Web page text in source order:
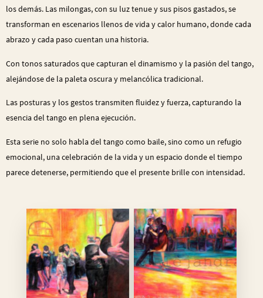
los demás. Las milongas, con su luz tenue y sus pisos gastados, se
transforman en escenarios llenos de vida y calor humano, donde cada
abrazo y cada paso cuentan una historia.
Con tonos saturados que capturan el dinamismo y la pasión del tango,
alejándose de la paleta oscura y melancólica tradicional.
Las posturas y los gestos transmiten fluidez y fuerza, capturando la
esencia del tango en plena ejecución.
Esta serie no solo habla del tango como baile, sino como un refugio
emocional, una celebración de la vida y un espacio donde el tiempo
parece detenerse, permitiendo que el presente brille con intensidad.
La Milonga – Acrilico 100 x
110 2016
No Caption